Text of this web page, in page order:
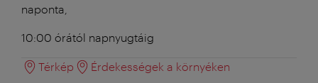
naponta,
10:00 órától napnyugtáig
Térkép Érdekességek a környéken